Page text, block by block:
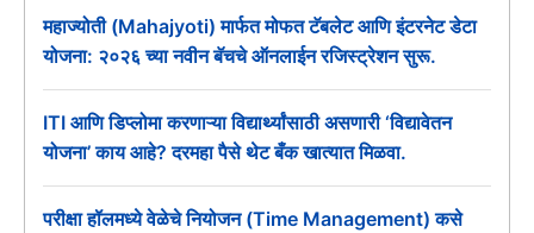
महाज्योती (Mahajyoti) मार्फत मोफत टॅबलेट आणि इंटरनेट डेटा
योजना: २०२६ च्या नवीन बॅचचे ऑनलाईन रजिस्ट्रेशन सुरू.
ITI आणि डिप्लोमा करणाऱ्या विद्यार्थ्यांसाठी असणारी ‘विद्यावेतन
योजना’ काय आहे? दरमहा पैसे थेट बँक खात्यात मिळवा.
परीक्षा हॉलमध्ये वेळेचे नियोजन (Time Management) कसे